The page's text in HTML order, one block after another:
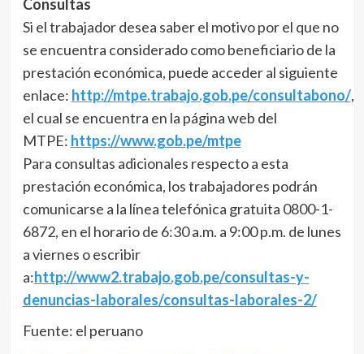
Consultas
Si el trabajador desea saber el motivo por el que no
se encuentra considerado como beneficiario de la
prestación económica, puede acceder al siguiente
enlace: http://mtpe.trabajo.gob.pe/consultabono/,
el cual se encuentra en la página web del
MTPE: https://www.gob.pe/mtpe
Para consultas adicionales respecto a esta
prestación económica, los trabajadores podrán
comunicarse a la línea telefónica gratuita 0800-1-
6872, en el horario de 6:30 a.m. a 9:00 p.m. de lunes
a viernes o escribir
a:http://www2.trabajo.gob.pe/consultas-y-
denuncias-laborales/consultas-laborales-2/
Fuente: el peruano